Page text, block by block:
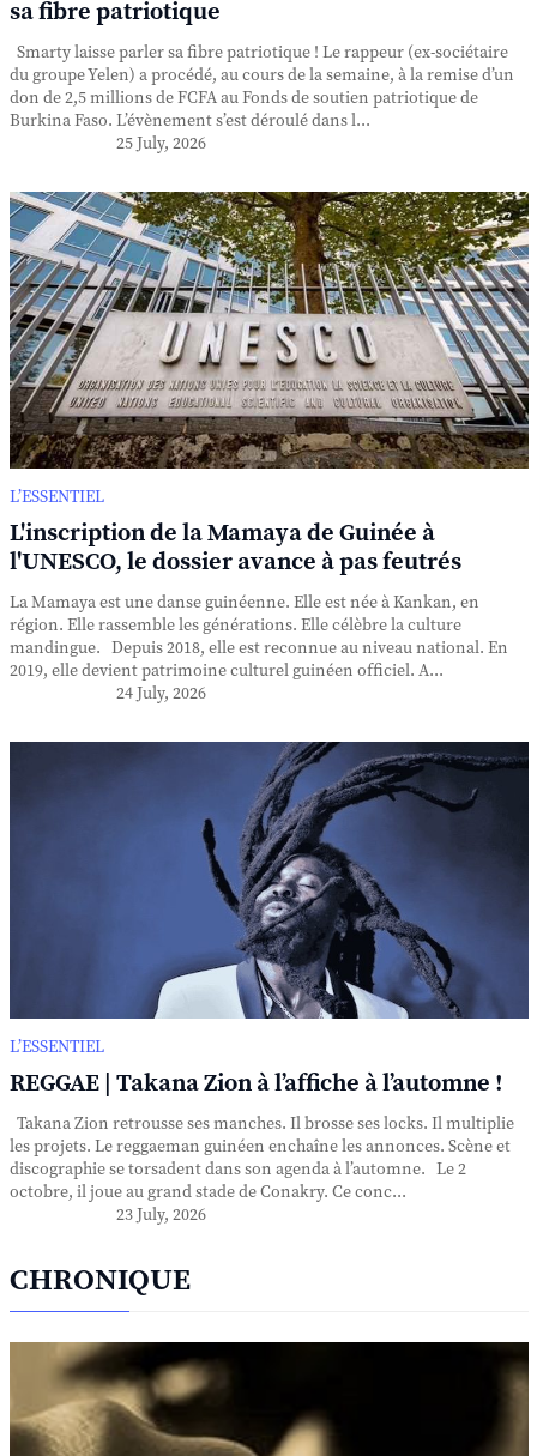
sa fibre patriotique
Smarty laisse parler sa fibre patriotique ! Le rappeur (ex-sociétaire
du groupe Yelen) a procédé, au cours de la semaine, à la remise d’un
don de 2,5 millions de FCFA au Fonds de soutien patriotique de
Burkina Faso. L’évènement s’est déroulé dans l...
25 July, 2026
L’ESSENTIEL
L'inscription de la Mamaya de Guinée à
l'UNESCO, le dossier avance à pas feutrés
La Mamaya est une danse guinéenne. Elle est née à Kankan, en
région. Elle rassemble les générations. Elle célèbre la culture
mandingue. Depuis 2018, elle est reconnue au niveau national. En
2019, elle devient patrimoine culturel guinéen officiel. A...
24 July, 2026
L’ESSENTIEL
REGGAE | Takana Zion à l’affiche à l’automne !
Takana Zion retrousse ses manches. Il brosse ses locks. Il multiplie
les projets. Le reggaeman guinéen enchaîne les annonces. Scène et
discographie se torsadent dans son agenda à l’automne. Le 2
octobre, il joue au grand stade de Conakry. Ce conc...
23 July, 2026
CHRONIQUE